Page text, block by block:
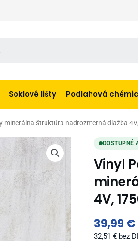
Soklové lišty Podlahová chémia
minerálna štruktúra nadrozmerná dlažba
DOSTUPNÉ
Vinyl
4V,
39,99 €
32,51 € bez